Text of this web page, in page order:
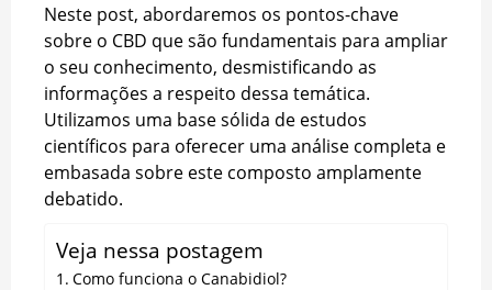
Neste post, abordaremos os pontos-chave
sobre o CBD que são fundamentais para ampliar
o seu conhecimento, desmistificando as
informações a respeito dessa temática.
Utilizamos uma base sólida de estudos
científicos para oferecer uma análise completa e
embasada sobre este composto amplamente
debatido.
Veja nessa postagem
Como funciona o Canabidiol?